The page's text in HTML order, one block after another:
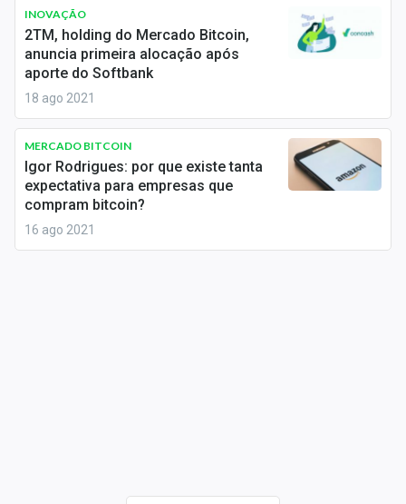
Expediente
Contato
INOVAÇÃO
2TM, holding do Mercado Bitcoin,
anuncia primeira alocação após
aporte do Softbank
18 ago 2021
MERCADO BITCOIN
Igor Rodrigues: por que existe tanta
expectativa para empresas que
compram bitcoin?
16 ago 2021